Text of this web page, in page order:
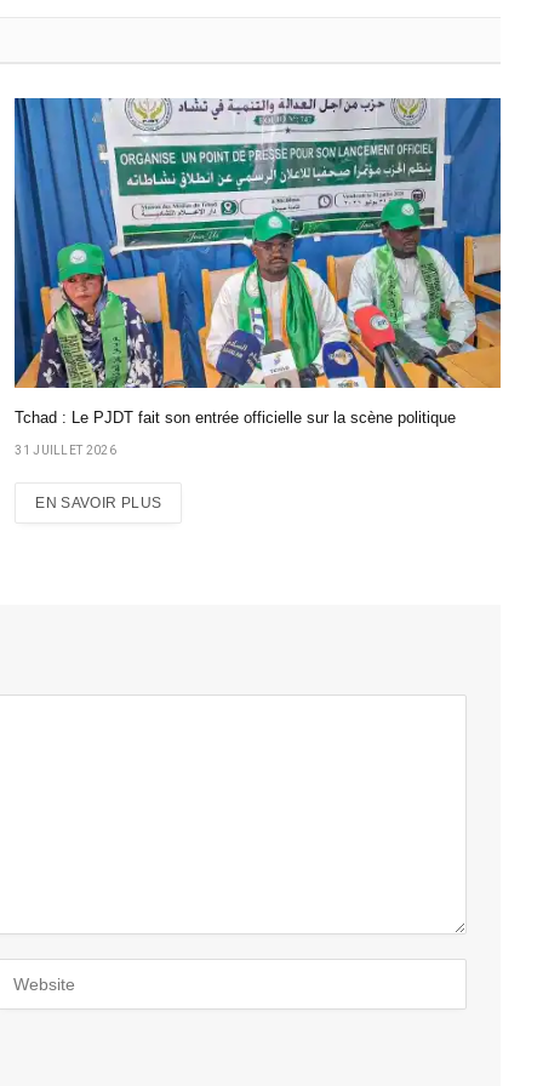
Tchad : Le PJDT fait son entrée officielle sur la scène politique
31 JUILLET 2026
EN SAVOIR PLUS